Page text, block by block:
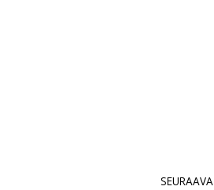
SEURAAVA